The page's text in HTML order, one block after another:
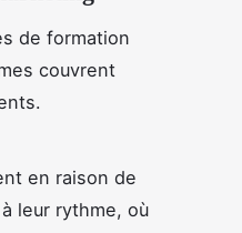
de formation
couvrent
en raison de
leur rythme, où